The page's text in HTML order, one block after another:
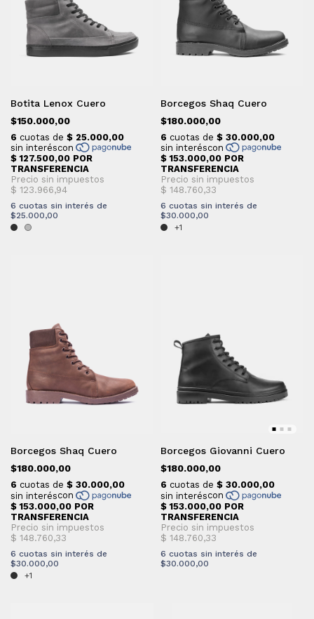
Botita Lenox Cuero
$150.000,00
6 cuotas sin interés de
$25.000,00
Borcegos Shaq Cuero
$180.000,00
6 cuotas sin interés de
$30.000,00
+1
Borcegos Shaq Cuero
$180.000,00
6 cuotas sin interés de
$30.000,00
+1
Borcegos Giovanni Cuero
$180.000,00
6 cuotas sin interés de
$30.000,00